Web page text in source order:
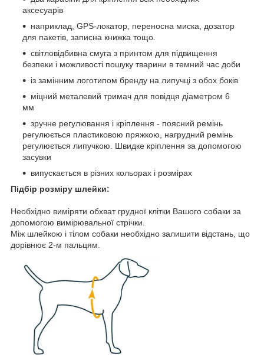
аксесуарів
наприклад, GPS-локатор, переносна миска, дозатор
для пакетів, записна книжка тощо.
світловідбивна смуга з принтом для підвищення
безпеки і можливості пошуку тварини в темний час доби
із замінним логотипом бренду на липучці з обох боків
міцний металевий тримач для повідця діаметром 6
мм
зручне регулювання і кріплення - поясний ремінь
регулюється пластиковою пряжкою, нагрудний ремінь
регулюється липучкою. Швидке кріплення за допомогою
засувки
випускається в різних кольорах і розмірах
Підбір розміру шлейки:
Необхідно виміряти обхват грудної клітки Вашого собаки за
допомогою вимірювальної стрічки.
Між шлейкою і тілом собаки необхідно залишити відстань, що
дорівнює 2-м пальцям.